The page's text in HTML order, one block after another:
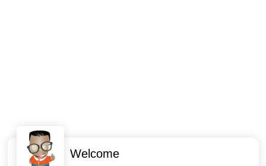
Intéressant ? Partagez !
Welcome